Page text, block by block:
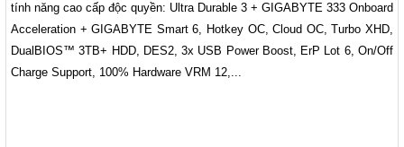
tính năng cao cấp độc quyền: Ultra Durable 3 + GIGABYTE 333 Onboard
Acceleration + GIGABYTE Smart 6, Hotkey OC, Cloud OC, Turbo XHD,
DualBIOS™ 3TB+ HDD, DES2, 3x USB Power Boost, ErP Lot 6, On/Off
Charge Support, 100% Hardware VRM 12,...